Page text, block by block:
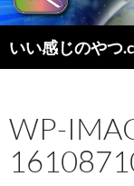
いい感じのやつ
索
ン
ツ
へ
ス
WP-